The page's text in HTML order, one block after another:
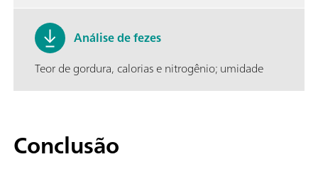
Análise de fezes
Teor de gordura, calorias e nitrogênio; umidade
Conclusão